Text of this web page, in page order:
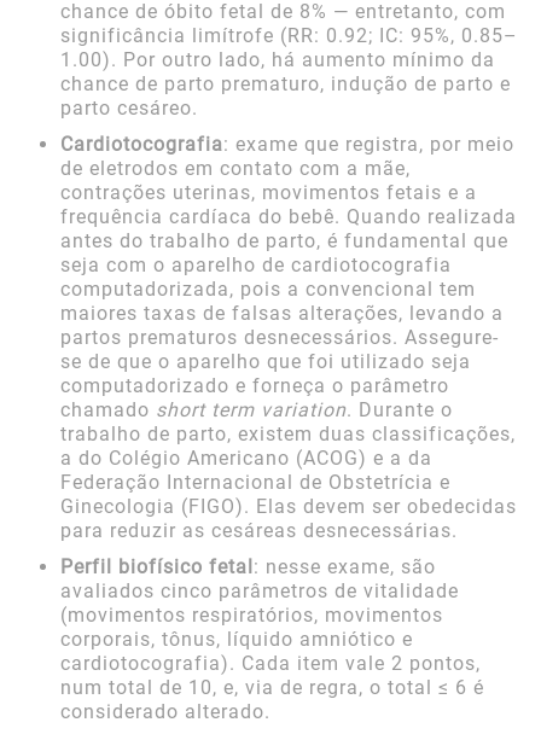
chance de óbito fetal de 8% — entretanto, com
significância limítrofe (RR: 0.92; IC: 95%, 0.85–
1.00). Por outro lado, há aumento mínimo da
chance de parto prematuro, indução de parto e
parto cesáreo.
Cardiotocografia: exame que registra, por meio
de eletrodos em contato com a mãe,
contrações uterinas, movimentos fetais e a
frequência cardíaca do bebê. Quando realizada
antes do trabalho de parto, é fundamental que
seja com o aparelho de cardiotocografia
computadorizada, pois a convencional tem
maiores taxas de falsas alterações, levando a
partos prematuros desnecessários. Assegure-
se de que o aparelho que foi utilizado seja
computadorizado e forneça o parâmetro
chamado short term variation. Durante o
trabalho de parto, existem duas classificações,
a do Colégio Americano (ACOG) e a da
Federação Internacional de Obstetrícia e
Ginecologia (FIGO). Elas devem ser obedecidas
para reduzir as cesáreas desnecessárias.
Perfil biofísico fetal: nesse exame, são
avaliados cinco parâmetros de vitalidade
(movimentos respiratórios, movimentos
corporais, tônus, líquido amniótico e
cardiotocografia). Cada item vale 2 pontos,
num total de 10, e, via de regra, o total ≤ 6 é
considerado alterado.